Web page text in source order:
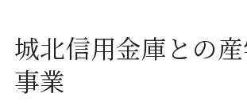
城北信用金庫との
事業